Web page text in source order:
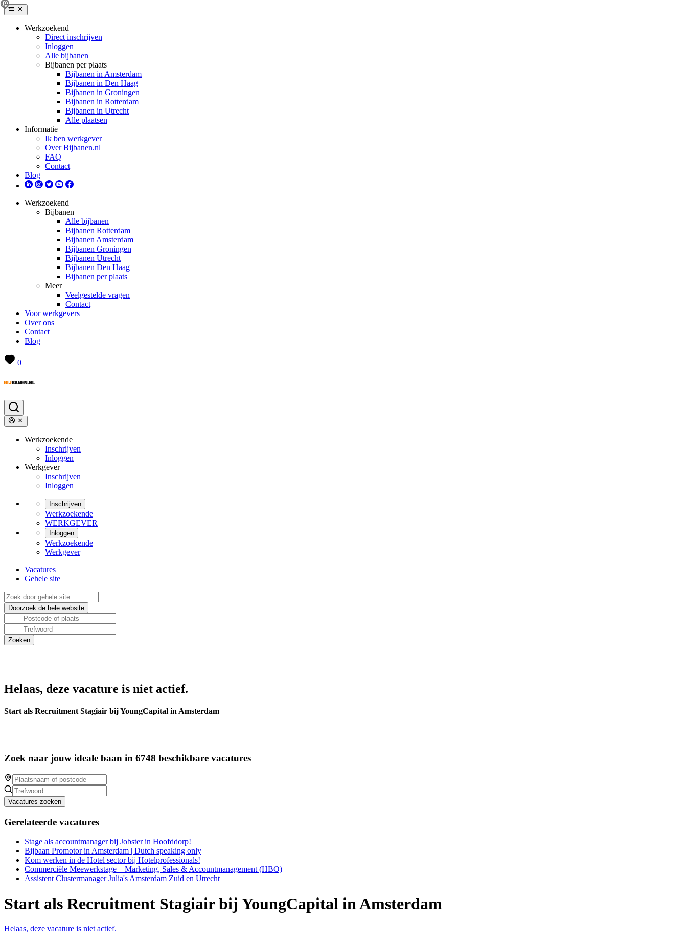
Werkzoekend
Direct inschrijven
Inloggen
Alle bijbanen
Bijbanen per plaats
Bijbanen in Amsterdam
Bijbanen in Den Haag
Bijbanen in Groningen
Bijbanen in Rotterdam
Bijbanen in Utrecht
Alle plaatsen
Informatie
Ik ben werkgever
Over Bijbanen.nl
FAQ
Contact
Blog
Werkzoekend
Bijbanen
Alle bijbanen
Bijbanen Rotterdam
Bijbanen Amsterdam
Bijbanen Groningen
Bijbanen Utrecht
Bijbanen Den Haag
Bijbanen per plaats
Meer
Veelgestelde vragen
Contact
Voor werkgevers
Over ons
Contact
Blog
0
Werkzoekende
Inschrijven
Inloggen
Werkgever
Inschrijven
Inloggen
Inschrijven
Werkzoekende
WERKGEVER
Inloggen
Werkzoekende
Werkgever
Vacatures
Gehele site
Helaas, deze vacature is niet actief.
Start als Recruitment Stagiair bij YoungCapital in Amsterdam
Zoek naar jouw ideale baan in 6748 beschikbare vacatures
Vacatures zoeken
Gerelateerde vacatures
Stage als accountmanager bij Jobster in Hoofddorp!
Bijbaan Promotor in Amsterdam | Dutch speaking only
Kom werken in de Hotel sector bij Hotelprofessionals!
Commerciële Meewerkstage – Marketing, Sales & Accountmanagement (HBO)
Assistent Clustermanager Julia's Amsterdam Zuid en Utrecht
Start als Recruitment Stagiair bij YoungCapital in Amsterdam
Helaas, deze vacature is niet actief.